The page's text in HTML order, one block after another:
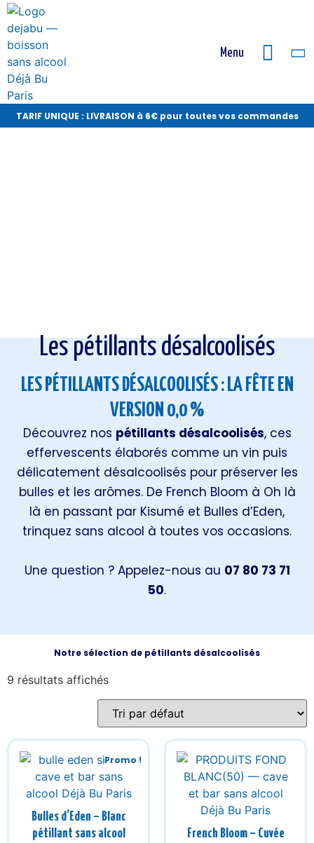
Menu
TARIF UNIQUE : LIVRAISON à 6€ pour toutes vos commandes
Les pétillants désalcoolisés
Les pétillants désalcoolisés
LES PÉTILLANTS DÉSALCOOLISÉS : LA FÊTE EN
VERSION 0,0 %
Découvrez nos pétillants désalcoolisés, ces
effervescents élaborés comme un vin puis
délicatement désalcoolisés pour préserver les
bulles et les arômes. De French Bloom à Oh là
là en passant par Kisumé et Bulles d’Eden,
trinquez sans alcool à toutes vos occasions.
Une question ? Appelez-nous au 07 80 73 71
50.
Notre sélection de pétillants désalcoolisés
9 résultats affichés
Promo !
Bulles d’Eden – Blanc
pétillant sans alcool
French Bloom – Cuvée